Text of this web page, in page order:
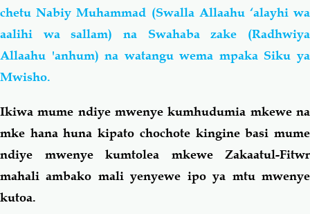
chetu Nabiy Muhammad (Swalla Allaahu ‘alayhi wa
aalihi wa sallam) na Swahaba zake (Radhwiya
Allaahu 'anhum) na watangu wema mpaka Siku ya
Mwisho.
Ikiwa mume ndiye mwenye kumhudumia mkewe na
mke hana huna kipato chochote kingine basi mume
ndiye mwenye kumtolea mkewe Zakaatul-Fitwr
mahali ambako mali yenyewe ipo ya mtu mwenye
kutoa.